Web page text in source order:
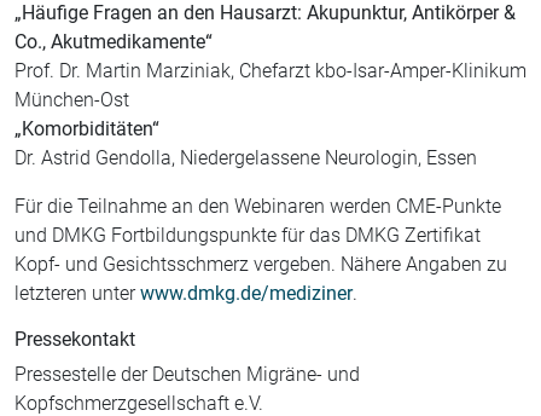
„Häufige Fragen an den Hausarzt: Akupunktur, Antikörper &
Co., Akutmedikamente“
Prof. Dr. Martin Marziniak, Chefarzt kbo-Isar-Amper-Klinikum
München-Ost
„Komorbiditäten“
Dr. Astrid Gendolla, Niedergelassene Neurologin, Essen
Für die Teilnahme an den Webinaren werden CME-Punkte
und DMKG Fortbildungspunkte für das DMKG Zertifikat
Kopf- und Gesichtsschmerz vergeben. Nähere Angaben zu
letzteren unterwww.dmkg.de/mediziner.
Pressekontakt
Pressestelle der Deutschen Migräne- und
Kopfschmerzgesellschaft e.V.